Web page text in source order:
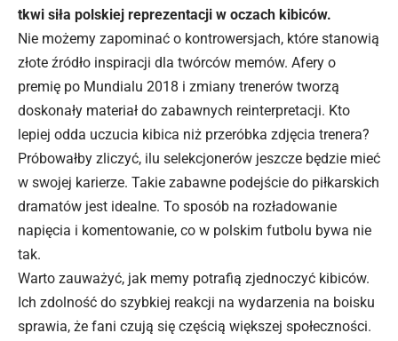
tkwi siła polskiej reprezentacji w oczach kibiców.
Nie możemy zapominać o kontrowersjach, które stanowią
złote źródło inspiracji dla twórców memów. Afery o
premię po Mundialu 2018 i zmiany trenerów tworzą
doskonały materiał do zabawnych reinterpretacji. Kto
lepiej odda uczucia kibica niż przeróbka zdjęcia trenera?
Próbowałby zliczyć, ilu selekcjonerów jeszcze będzie mieć
w swojej karierze. Takie zabawne podejście do piłkarskich
dramatów jest idealne. To sposób na rozładowanie
napięcia i komentowanie, co w polskim futbolu bywa nie
tak.
Warto zauważyć, jak memy potrafią zjednoczyć kibiców.
Ich zdolność do szybkiej reakcji na wydarzenia na boisku
sprawia, że fani czują się częścią większej społeczności.